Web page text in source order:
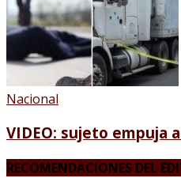
Nacional
VIDEO: sujeto empuja
RECOMENDACIONES DEL